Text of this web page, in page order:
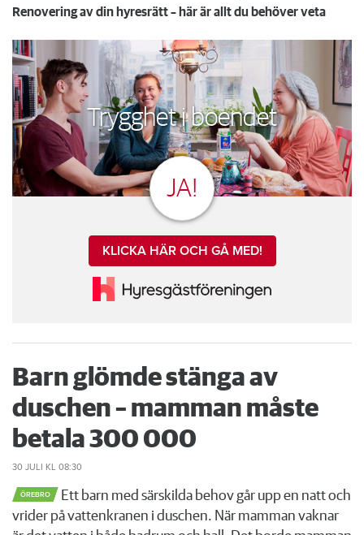
Renovering av din hyresrätt – här är allt du behöver veta
Trygghet i boendet
JA!
KLICKA HÄR OCH GÅ MED!
Barn glömde stänga av
duschen – mamman måste
betala 300 000
30 JULI KL 08:30
ÖREBRO
Ett barn med särskilda behov går upp en natt och
vrider på vattenkranen i duschen. När mamman vaknar